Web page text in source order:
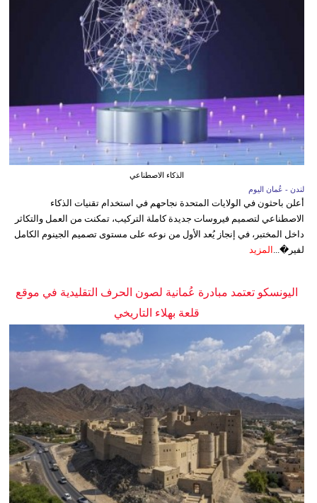
الذكاء الاصطناعي
لندن - عُمان اليوم
أعلن باحثون في الولايات المتحدة نجاحهم في استخدام تقنيات الذكاء
الاصطناعي لتصميم فيروسات جديدة كاملة التركيب، تمكنت من العمل والتكاثر
داخل المختبر، في إنجاز يُعد الأول من نوعه على مستوى تصميم الجينوم الكامل
لفير�...
المزيد
اليونسكو تعتمد مبادرة عُمانية لصون الحرف التقليدية في موقع
قلعة بهلاء التاريخي